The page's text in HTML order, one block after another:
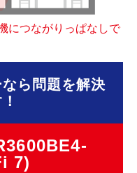
につながりっぱなしで
ら問題を解決
7)